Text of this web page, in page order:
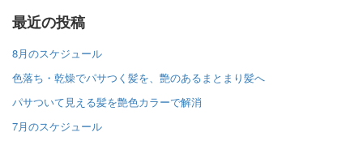
最近の投稿
8月のスケジュール
色落ち・乾燥でパサつく髪を、艶のあるまとまり髪へ
パサついて見える髪を艶色カラーで解消
7月のスケジュール